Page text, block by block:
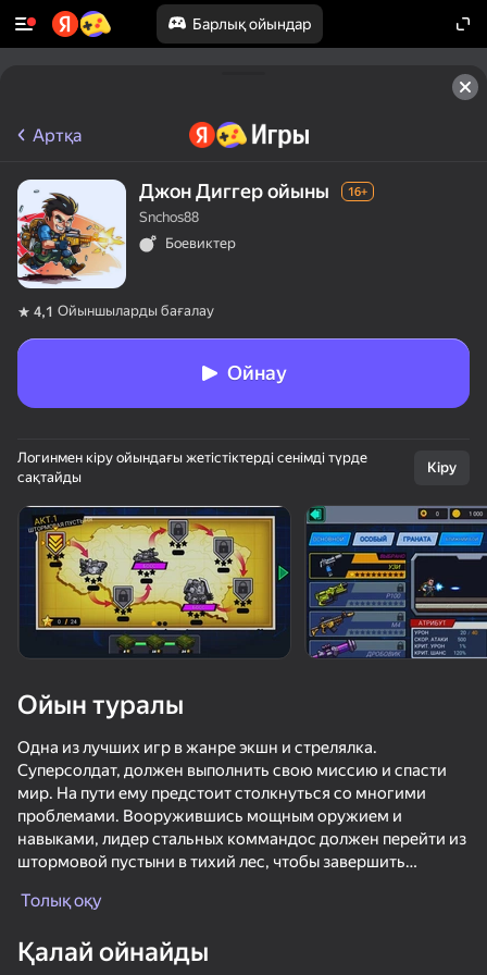
Барлық ойындар
Құрылғыны бұрыңыз
Ойын тек көлденең
бағдарда ғана істейді
Стреляй по бутылкам Doom forever
Артқа
Джон Диггер ойыны 16+
Snchos88
Боевиктер
4,1 Ойыншыларды бағалау
Ойнау
Логинмен кіру ойындағы жетістіктерді сенімді түрде
сақтайды
Кіру
Ойын туралы
Одна из лучших игр в жанре экшн и стрелялка.
Суперсолдат, должен выполнить свою миссию и спасти
мир. На пути ему предстоит столкнуться со многими
проблемами. Вооружившись мощным оружием и
навыками, лидер стальных коммандос должен перейти из
штормовой пустыни в тихий лес, чтобы завершить
Собирайте золото, чтобы улучшать оружие, навыки и
Толық оқу
Қалай ойнайды